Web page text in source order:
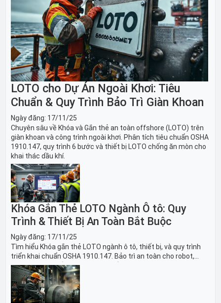
LOTO cho Dự Án Ngoài Khơi: Tiêu
Chuẩn & Quy Trình Bảo Trì Giàn Khoan
Ngày đăng: 17/11/25
Chuyên sâu về Khóa và Gắn thẻ an toàn offshore (LOTO) trên
giàn khoan và công trình ngoài khơi. Phân tích tiêu chuẩn OSHA
1910.147, quy trình 6 bước và thiết bị LOTO chống ăn mòn cho
khai thác dầu khí.
Khóa Gắn Thẻ LOTO Ngành Ô tô: Quy
Trình & Thiết Bị An Toàn Bắt Buộc
Ngày đăng: 17/11/25
Tìm hiểu Khóa gắn thẻ LOTO ngành ô tô, thiết bị, và quy trình
triển khai chuẩn OSHA 1910.147. Bảo trì an toàn cho robot,
băng tải sản xuất ô tô và dây chuyền lắp ráp xe hơi.